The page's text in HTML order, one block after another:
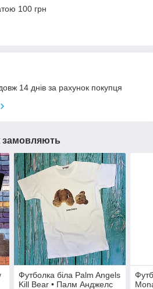
100 грн
14 днів за рахунок покупця
замовляють
Футболка біла Palm Angels
Kill Bear • Палм Анджелс